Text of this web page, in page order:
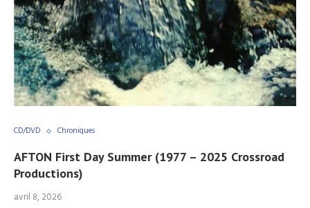
CD/DVD Chroniques
AFTON First Day Summer (1977 – 2025 Crossroad
Productions)
avril 8, 2026